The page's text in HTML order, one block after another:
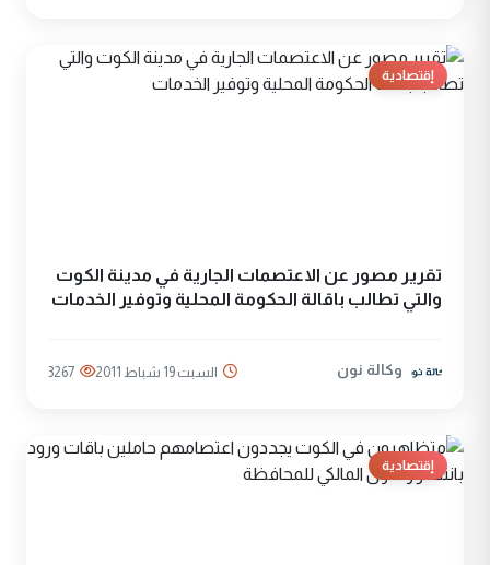
إقتصادية
تقرير مصور عن الاعتصمات الجارية في مدينة الكوت
والتي تطالب باقالة الحكومة المحلية وتوفير الخدمات
وكالة نون السبت 19 شباط 2011 3267
إقتصادية